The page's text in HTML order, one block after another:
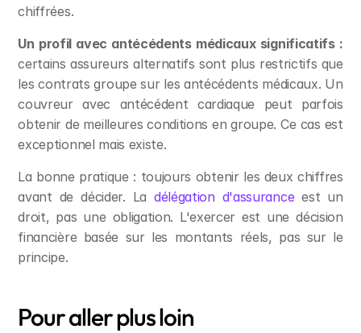
chiffrées.
Un profil avec antécédents médicaux significatifs :
certains assureurs alternatifs sont plus restrictifs que
les contrats groupe sur les antécédents médicaux. Un
couvreur avec antécédent cardiaque peut parfois
obtenir de meilleures conditions en groupe. Ce cas est
exceptionnel mais existe.
La bonne pratique : toujours obtenir les deux chiffres
avant de décider. La délégation d'assurance est un
droit, pas une obligation. L'exercer est une décision
financière basée sur les montants réels, pas sur le
principe.
Pour aller plus loin